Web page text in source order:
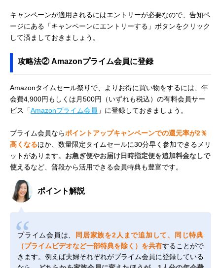
キャンペーンが適用されるにはエントリーが必要なので、告知ペ
ージにある「キャンペーンにエントリーする」ボタンをクリック
して済ましておきましょう。
攻略法② Amazonプライム会員に登録
Amazonタイムセール祭りで、よりお得に買い物をするには、年
会費4,900円もしくは月500円（いずれも税込）の有料会員サー
ビス「Amazonプライム会員 」に登録しておきましょう。
プライム会員ならポイントアップキャンペーンでの還元率が2％
高くなるほか、数量限定タイムセールに30分早く参加できるメリ
ットがあります。 お急ぎ便やお届け日時指定便を追加料金なしで
使えるなど、普段から活用できる会員特典も豊富です。
ポイント解説
プライム会員は、
同居家族を2人まで追加して、同じ特典
（プライムビデオなど一部特典を除く）を共有することがで
きます。例えば夫婦それぞれがプライム会員に登録している